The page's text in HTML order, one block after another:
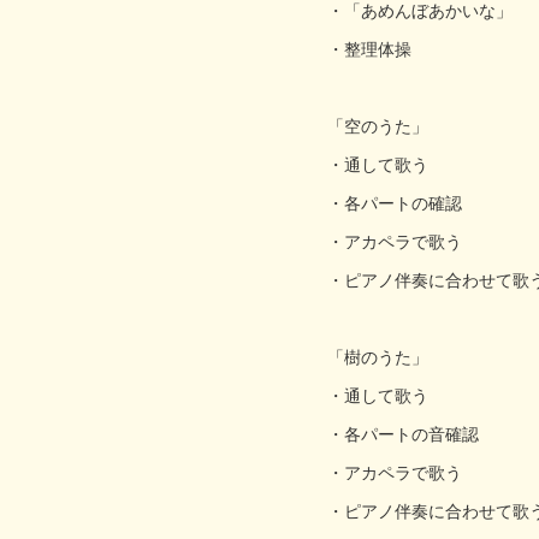
・「あめんぼあかいな」
・整理体操
「空のうた」
・通して歌う
・各パートの確認
・アカペラで歌う
・ピアノ伴奏に合わせて歌
「樹のうた」
・通して歌う
・各パートの音確認
・アカペラで歌う
・ピアノ伴奏に合わせて歌